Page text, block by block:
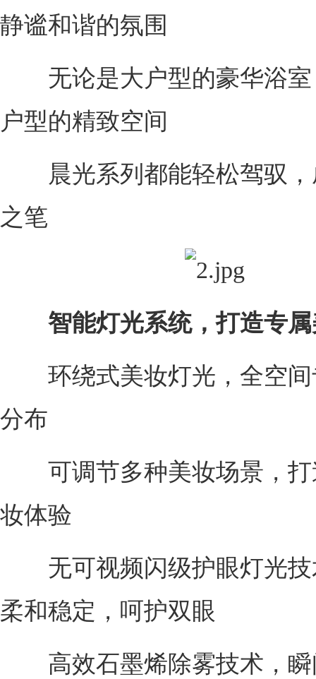
静谧和谐的氛围
无论是大户型的豪华浴室
户型的精致空间
晨光系列都能轻松驾驭，
之笔
智能灯光系统，打造专
环绕式美妆灯光，全空间
分布
可调节多种美妆场景，打
妆体验
无可视频闪级护眼灯光技
柔和稳定，呵护双眼
高效石墨烯除雾技术，瞬